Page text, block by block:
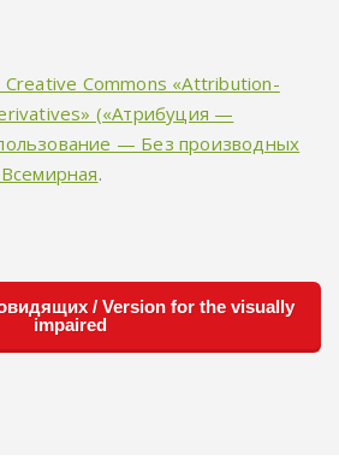
Commons «Attribution-
(«Атрибуция —
— Без производных
.
/ Version for the visually
impaired